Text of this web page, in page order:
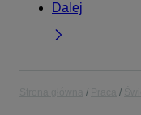
Dalej